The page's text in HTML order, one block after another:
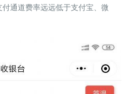
通道费率远远低于支付宝、微